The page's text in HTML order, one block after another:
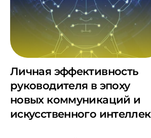
Личная эффективность
руководителя в эпоху
новых коммуникаций и
искусственного